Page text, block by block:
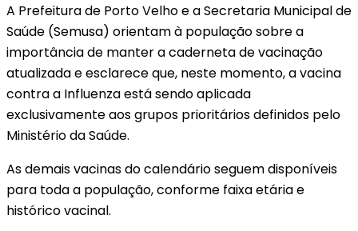
A Prefeitura de Porto Velho e a Secretaria Municipal de
Saúde (Semusa) orientam à população sobre a
importância de manter a caderneta de vacinação
atualizada e esclarece que, neste momento, a vacina
contra a Influenza está sendo aplicada
exclusivamente aos grupos prioritários definidos pelo
Ministério da Saúde.
As demais vacinas do calendário seguem disponíveis
para toda a população, conforme faixa etária e
histórico vacinal.